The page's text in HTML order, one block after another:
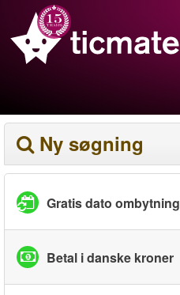
Ny søgning
Gratis dato ombytning
Betal i danske kroner